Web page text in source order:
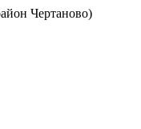
Чертаново)